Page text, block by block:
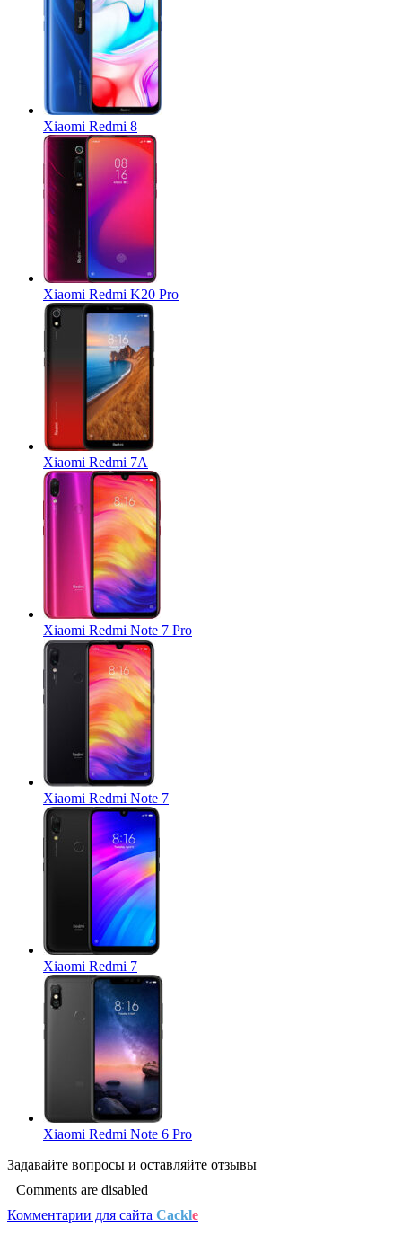
Xiaomi Redmi 8
Xiaomi Redmi K20 Pro
Xiaomi Redmi 7A
Xiaomi Redmi Note 7 Pro
Xiaomi Redmi Note 7
Xiaomi Redmi 7
Xiaomi Redmi Note 6 Pro
Задавайте вопросы и оставляйте отзывы
Comments are disabled
Комментарии для сайта Cackle